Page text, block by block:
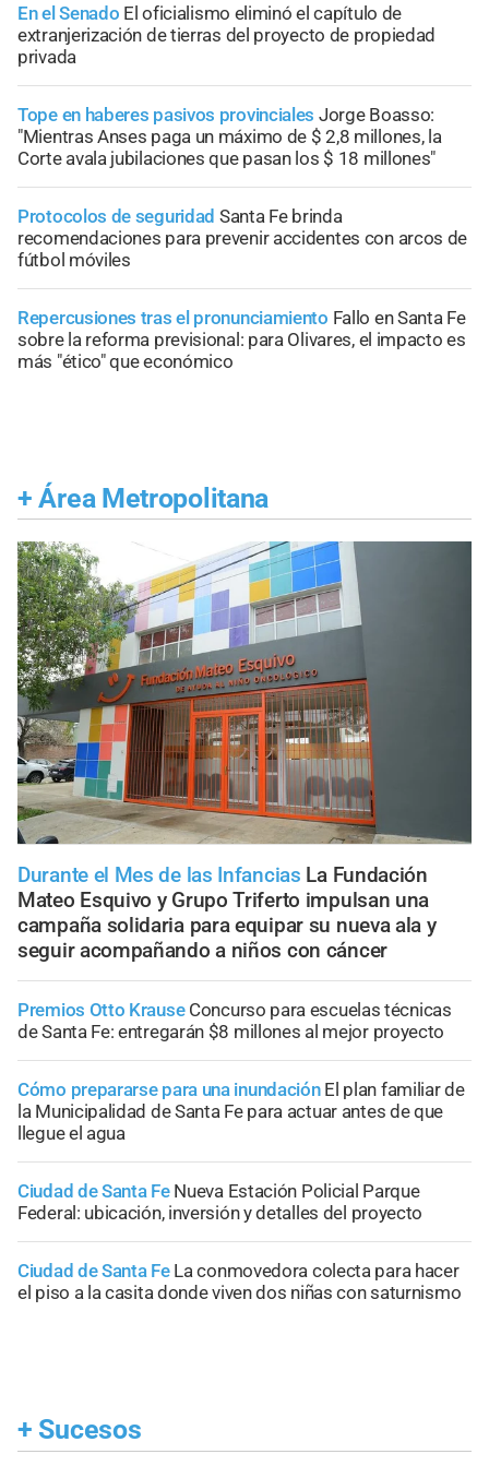
En el Senado El oficialismo eliminó el capítulo de
extranjerización de tierras del proyecto de propiedad
privada
Tope en haberes pasivos provinciales Jorge Boasso:
"Mientras Anses paga un máximo de $ 2,8 millones, la
Corte avala jubilaciones que pasan los $ 18 millones"
Protocolos de seguridad Santa Fe brinda
recomendaciones para prevenir accidentes con arcos de
fútbol móviles
Repercusiones tras el pronunciamiento Fallo en Santa Fe
sobre la reforma previsional: para Olivares, el impacto es
más "ético" que económico
+ Área Metropolitana
Durante el Mes de las Infancias La Fundación
Mateo Esquivo y Grupo Triferto impulsan una
campaña solidaria para equipar su nueva ala y
seguir acompañando a niños con cáncer
Premios Otto Krause Concurso para escuelas técnicas
de Santa Fe: entregarán $8 millones al mejor proyecto
Cómo prepararse para una inundación El plan familiar de
la Municipalidad de Santa Fe para actuar antes de que
llegue el agua
Ciudad de Santa Fe Nueva Estación Policial Parque
Federal: ubicación, inversión y detalles del proyecto
Ciudad de Santa Fe La conmovedora colecta para hacer
el piso a la casita donde viven dos niñas con saturnismo
+ Sucesos